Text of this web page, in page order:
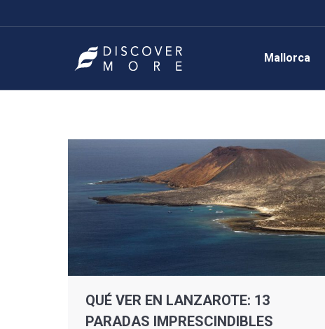
Mallorca
QUÉ VER EN LANZAROTE: 13
PARADAS IMPRESCINDIBLES